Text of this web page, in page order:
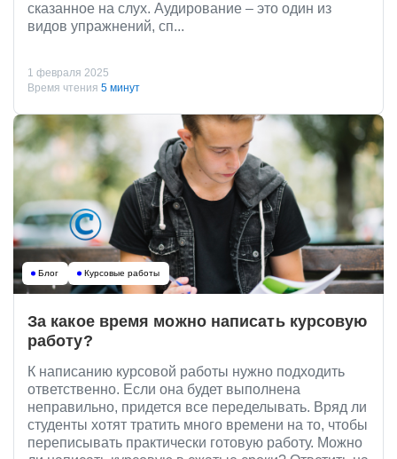
сказанное на слух. Аудирование – это один из
видов упражнений, сп...
1 февраля 2025
Время чтения 5 минут
Блог Курсовые работы
За какое время можно написать курсовую
работу?
К написанию курсовой работы нужно подходить
ответственно. Если она будет выполнена
неправильно, придется все переделывать. Вряд ли
студенты хотят тратить много времени на то, чтобы
переписывать практически готовую работу. Можно